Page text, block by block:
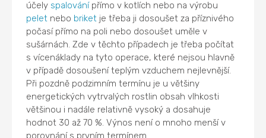
účely spalovánípřímo v kotlích nebo na výrobu
pelet nebo briket je třeba ji dosoušet za příznivého
počasí přímo na poli nebo dosoušet uměle v
sušárnách. Zde v těchto případech je třeba počítat
s vícenáklady na tyto operace, které nejsou hlavně
v případě dosoušení teplým vzduchem nejlevnější.
Při pozdně podzimním termínu je u většiny
energetických vytrvalých rostlin obsah vlhkosti
většinou i nadále relativně vysoký a dosahuje
hodnot 30 až 70 %. Výnos není o mnoho menší v
porovnání s prvním termínem.